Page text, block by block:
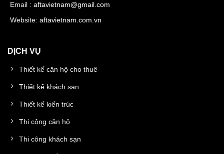
Email : aftavietnam@gmail.com
Website: aftavietnam.com.vn
DỊCH VỤ
Thiết kế căn hộ cho thuê
Thiết kế khách sạn
Thiết kế kiến trúc
Thi công căn hộ
Thi công khách sạn